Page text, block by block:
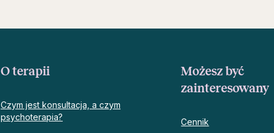
O terapii
Czym jest konsultacja, a czym
psychoterapia?
Możesz być
zainteresowany
Cennik